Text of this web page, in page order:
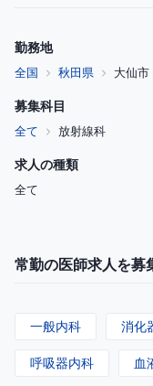
勤務地
全国 秋田県 大仙市
募集科目
全て 放射線科
求人の種類
全て
常勤の医師求人を募
一般内科 消化
呼吸器内科 血